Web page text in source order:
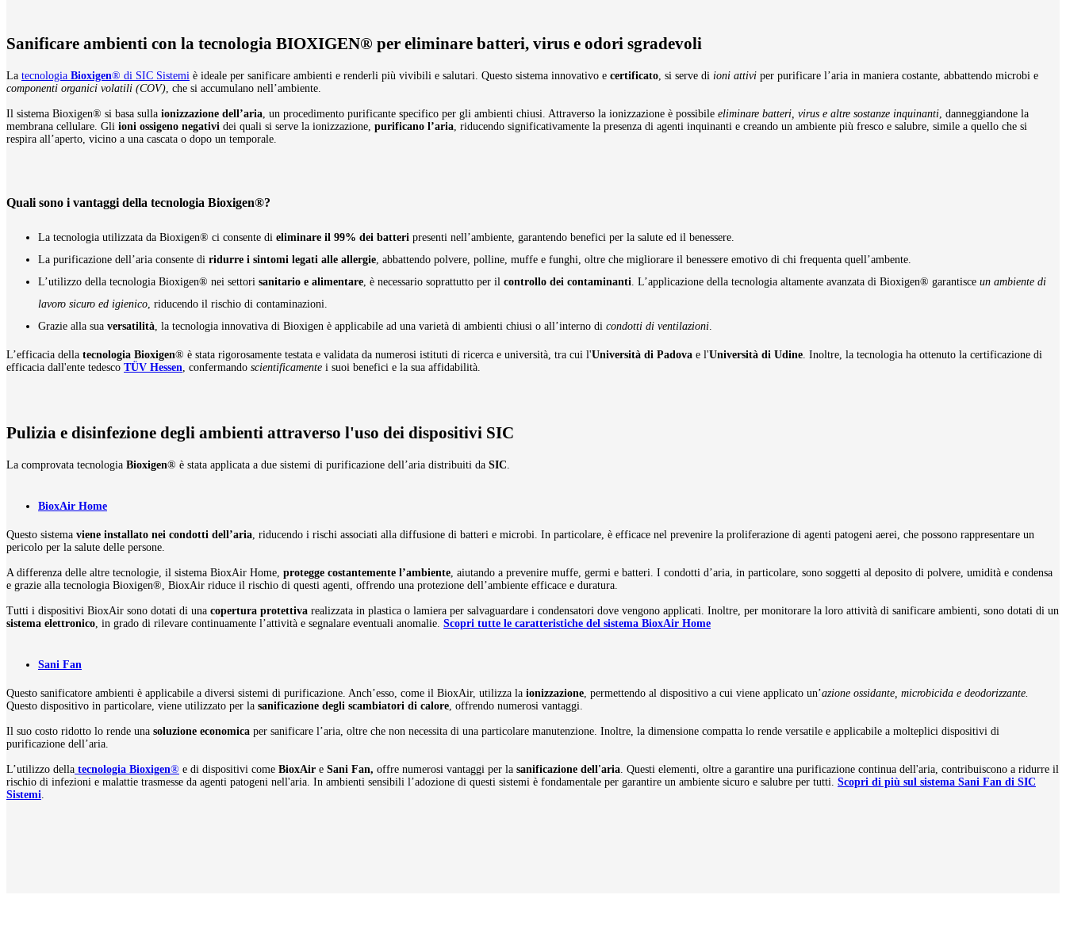
Sanificare ambienti con la tecnologia BIOXIGEN® per eliminare batteri, virus e odori sgradevoli
La tecnologia Bioxigen® di SIC Sistemi è ideale per sanificare ambienti e renderli più vivibili e salutari. Questo sistema innovativo e certificato, si serve di ioni attivi per purificare l’aria in maniera costante, abbattendo microbi e
componenti organici volatili (COV), che si accumulano nell’ambiente.
Il sistema Bioxigen® si basa sulla ionizzazione dell’aria, un procedimento purificante specifico per gli ambienti chiusi. Attraverso la ionizzazione è possibile eliminare batteri, virus e altre sostanze inquinanti, danneggiandone la
membrana cellulare. Gli ioni ossigeno negativi dei quali si serve la ionizzazione, purificano l’aria, riducendo significativamente la presenza di agenti inquinanti e creando un ambiente più fresco e salubre, simile a quello che si
respira all’aperto, vicino a una cascata o dopo un temporale.
Quali sono i vantaggi della tecnologia Bioxigen®?
La tecnologia utilizzata da Bioxigen® ci consente di eliminare il 99% dei batteri presenti nell’ambiente, garantendo benefici per la salute ed il benessere.
La purificazione dell’aria consente di ridurre i sintomi legati alle allergie, abbattendo polvere, polline, muffe e funghi, oltre che migliorare il benessere emotivo di chi frequenta quell’ambente.
L’utilizzo della tecnologia Bioxigen® nei settori sanitario e alimentare, è necessario soprattutto per il controllo dei contaminanti. L’applicazione della tecnologia altamente avanzata di Bioxigen® garantisce un ambiente di
lavoro sicuro ed igienico, riducendo il rischio di contaminazioni.
Grazie alla sua versatilità, la tecnologia innovativa di Bioxigen è applicabile ad una varietà di ambienti chiusi o all’interno di condotti di ventilazioni.
L’efficacia della tecnologia Bioxigen® è stata rigorosamente testata e validata da numerosi istituti di ricerca e università, tra cui l'Università di Padova e l'Università di Udine. Inoltre, la tecnologia ha ottenuto la certificazione di
efficacia dall'ente tedesco TÜV Hessen, confermando scientificamente i suoi benefici e la sua affidabilità.
Pulizia e disinfezione degli ambienti attraverso l'uso dei dispositivi SIC
La comprovata tecnologia Bioxigen® è stata applicata a due sistemi di purificazione dell’aria distribuiti da SIC.
BioxAir Home
Questo sistema viene installato nei condotti dell’aria, riducendo i rischi associati alla diffusione di batteri e microbi. In particolare, è efficace nel prevenire la proliferazione di agenti patogeni aerei, che possono rappresentare un
pericolo per la salute delle persone.
A differenza delle altre tecnologie, il sistema BioxAir Home, protegge costantemente l’ambiente, aiutando a prevenire muffe, germi e batteri. I condotti d’aria, in particolare, sono soggetti al deposito di polvere, umidità e condensa
e grazie alla tecnologia Bioxigen®, BioxAir riduce il rischio di questi agenti, offrendo una protezione dell’ambiente efficace e duratura.
Tutti i dispositivi BioxAir sono dotati di una copertura protettiva realizzata in plastica o lamiera per salvaguardare i condensatori dove vengono applicati. Inoltre, per monitorare la loro attività di sanificare ambienti, sono dotati di un
sistema elettronico, in grado di rilevare continuamente l’attività e segnalare eventuali anomalie. Scopri tutte le caratteristiche del sistema BioxAir Home
Sani Fan
Questo sanificatore ambienti è applicabile a diversi sistemi di purificazione. Anch’esso, come il BioxAir, utilizza la ionizzazione, permettendo al dispositivo a cui viene applicato un’azione ossidante, microbicida e deodorizzante.
Questo dispositivo in particolare, viene utilizzato per la sanificazione degli scambiatori di calore, offrendo numerosi vantaggi.
Il suo costo ridotto lo rende una soluzione economica per sanificare l’aria, oltre che non necessita di una particolare manutenzione. Inoltre, la dimensione compatta lo rende versatile e applicabile a molteplici dispositivi di
purificazione dell’aria.
L’utilizzo della tecnologia Bioxigen® e di dispositivi come BioxAir e Sani Fan, offre numerosi vantaggi per la sanificazione dell'aria. Questi elementi, oltre a garantire una purificazione continua dell'aria, contribuiscono a ridurre il
rischio di infezioni e malattie trasmesse da agenti patogeni nell'aria. In ambienti sensibili l’adozione di questi sistemi è fondamentale per garantire un ambiente sicuro e salubre per tutti. Scopri di più sul sistema Sani Fan di SIC
Sistemi.